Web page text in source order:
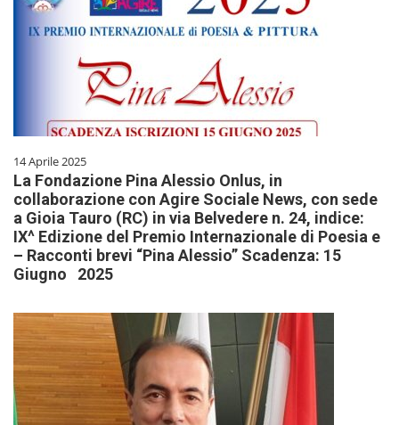
14 Aprile 2025
La Fondazione Pina Alessio Onlus, in
collaborazione con Agire Sociale News, con sede
a Gioia Tauro (RC) in via Belvedere n. 24, indice:
IX^ Edizione del Premio Internazionale di Poesia e
– Racconti brevi “Pina Alessio” Scadenza: 15
Giugno 2025